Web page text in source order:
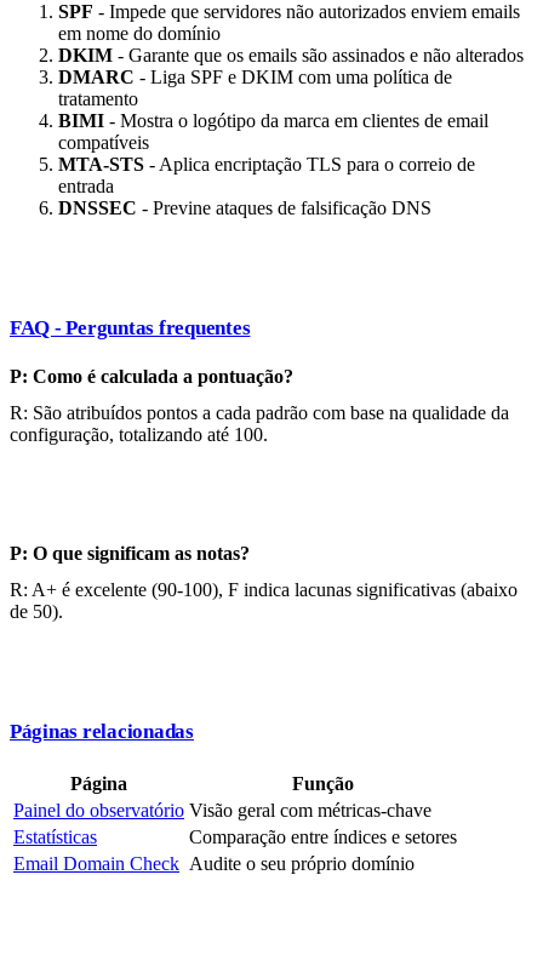
SPF - Impede que servidores não autorizados enviem emails
em nome do domínio
DKIM - Garante que os emails são assinados e não alterados
DMARC - Liga SPF e DKIM com uma política de
tratamento
BIMI - Mostra o logótipo da marca em clientes de email
compatíveis
MTA-STS - Aplica encriptação TLS para o correio de
entrada
DNSSEC - Previne ataques de falsificação DNS
FAQ - Perguntas frequentes
P: Como é calculada a pontuação?
R: São atribuídos pontos a cada padrão com base na qualidade da
configuração, totalizando até 100.
P: O que significam as notas?
R: A+ é excelente (90-100), F indica lacunas significativas (abaixo
de 50).
Páginas relacionadas
Página
Função
Painel do observatório Visão geral com métricas-chave
Estatísticas
Comparação entre índices e setores
Email Domain Check Audite o seu próprio domínio